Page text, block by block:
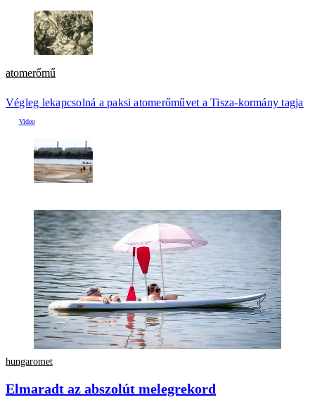
atomerőmű
Végleg lekapcsolná a paksi atomerőművet a Tisza-kormány tagja
hungaromet
Elmaradt az abszolút melegrekord